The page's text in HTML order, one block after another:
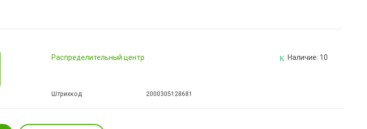
Pаспределительный центр Наличие: 10
Штрихкод 2000305128681